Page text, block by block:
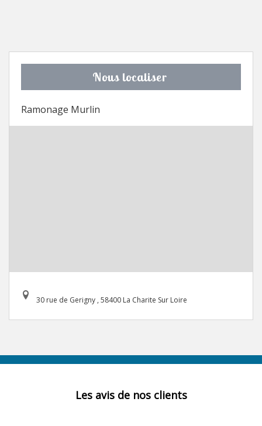
Nous localiser
Ramonage Murlin
30 rue de Gerigny , 58400 La Charite Sur Loire
Les avis de nos clients